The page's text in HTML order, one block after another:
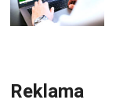
Reklama